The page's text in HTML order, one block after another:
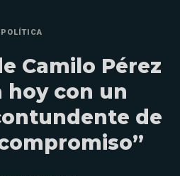
POLÍTICA
Camilo Pérez
hoy con un
de